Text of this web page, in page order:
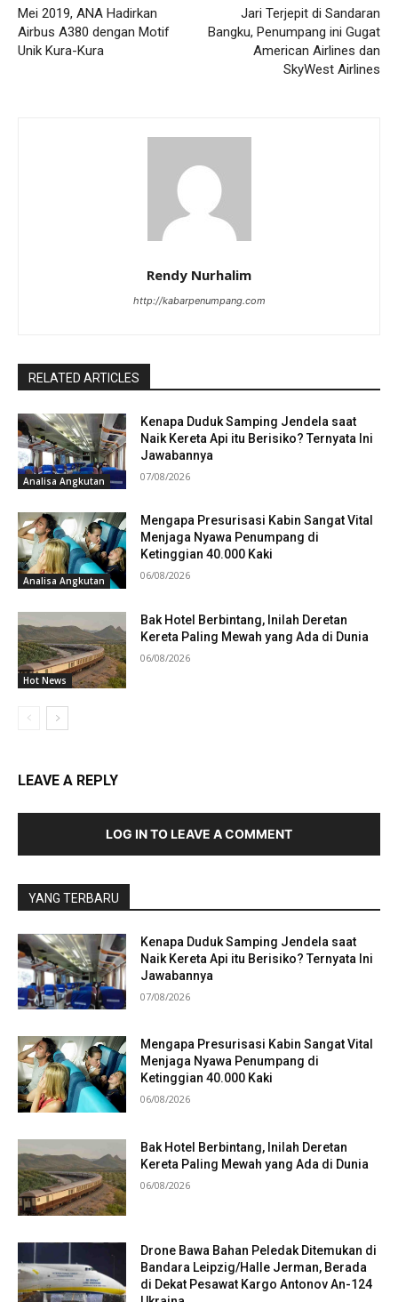
Mei 2019, ANA Hadirkan
Airbus A380 dengan Motif
Unik Kura-Kura
Jari Terjepit di Sandaran
Bangku, Penumpang ini Gugat
American Airlines dan
SkyWest Airlines
Rendy Nurhalim
http://kabarpenumpang.com
RELATED ARTICLES
Analisa Angkutan
Kenapa Duduk Samping Jendela saat
Naik Kereta Api itu Berisiko? Ternyata Ini
Jawabannya
07/08/2026
Analisa Angkutan
Mengapa Presurisasi Kabin Sangat Vital
Menjaga Nyawa Penumpang di
Ketinggian 40.000 Kaki
06/08/2026
Hot News
Bak Hotel Berbintang, Inilah Deretan
Kereta Paling Mewah yang Ada di Dunia
06/08/2026
LEAVE A REPLY
LOG IN TO LEAVE A COMMENT
YANG TERBARU
Kenapa Duduk Samping Jendela saat
Naik Kereta Api itu Berisiko? Ternyata Ini
Jawabannya
07/08/2026
Mengapa Presurisasi Kabin Sangat Vital
Menjaga Nyawa Penumpang di
Ketinggian 40.000 Kaki
06/08/2026
Bak Hotel Berbintang, Inilah Deretan
Kereta Paling Mewah yang Ada di Dunia
06/08/2026
Drone Bawa Bahan Peledak Ditemukan di
Bandara Leipzig/Halle Jerman, Berada
di Dekat Pesawat Kargo Antonov An-124